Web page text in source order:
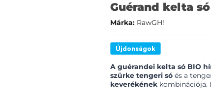
Guérand kelta
Márka: RawGH!
Újdonságok
A guérandei kelta só BIO
szürke tengeri só és a
keverékének kombinációja.